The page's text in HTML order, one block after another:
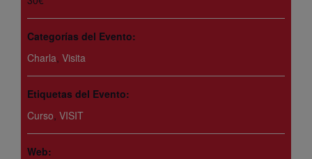
Categorías del Evento:
Charla, Visita
Etiquetas del Evento:
Curso, VISIT
Web: